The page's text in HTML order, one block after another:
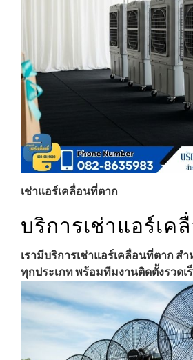
เช่าแอร์เคลื่อนที่ตาก
บริการเช่าแอร์เค
เรามีบริการเช่าแอร์เคลื่อนที่ตาก ส
ทุกประเภท พร้อมทีมงานติดตั้งรวดเ